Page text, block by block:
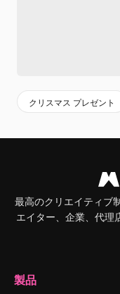
クリスマス プレゼント
最高のクリエイティブ
エイター、企業、代理
製品